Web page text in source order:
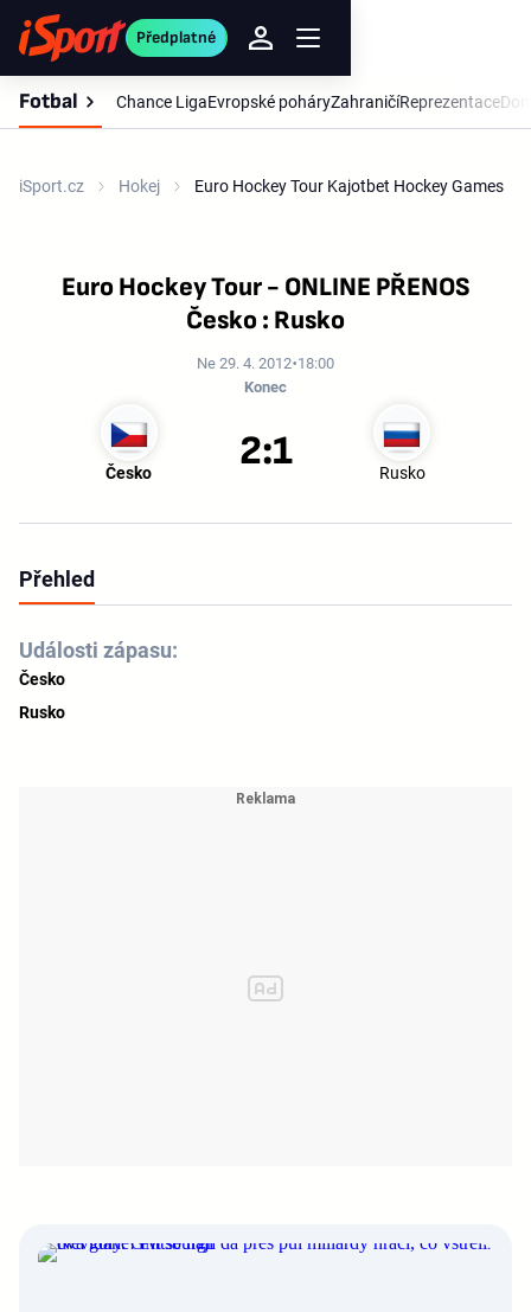
Předplatné
Fotbal Chance LigaEvropské poháryZahraničíReprezentace
iSport.cz Hokej Euro Hockey Tour Kajotbet Hockey Games
Euro Hockey Tour - ONLINE PŘENOS
Česko : Rusko
Ne 29. 4. 2012 18:00
Konec
Česko Rusko
2:1
Přehled
Události zápasu:
Česko
Rusko